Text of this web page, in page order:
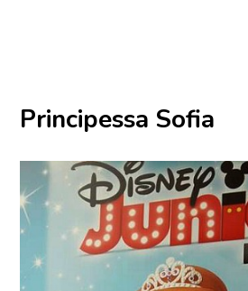
Principessa Sofia